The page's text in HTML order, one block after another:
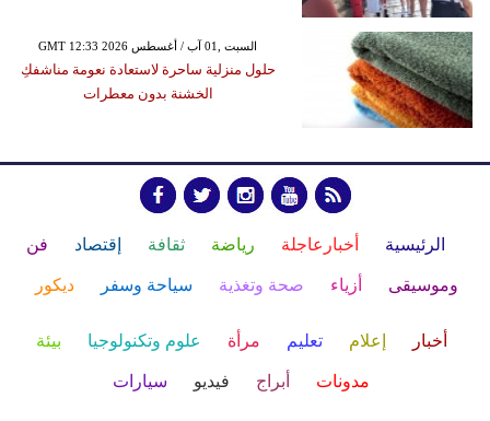
GMT 12:33 2026 السبت ,01 آب / أغسطس
حلول منزلية ساحرة لاستعادة نعومة مناشفكِ
الخشنة بدون معطرات
الرئيسية أخبارعاجلة رياضة ثقافة إقتصاد فن
وموسيقى أزياء صحة وتغذية سياحة وسفر ديكور
أخبار إعلام تعليم مرأة علوم وتكنولوجيا بيئة
مدونات أبراج فيديو سيارات